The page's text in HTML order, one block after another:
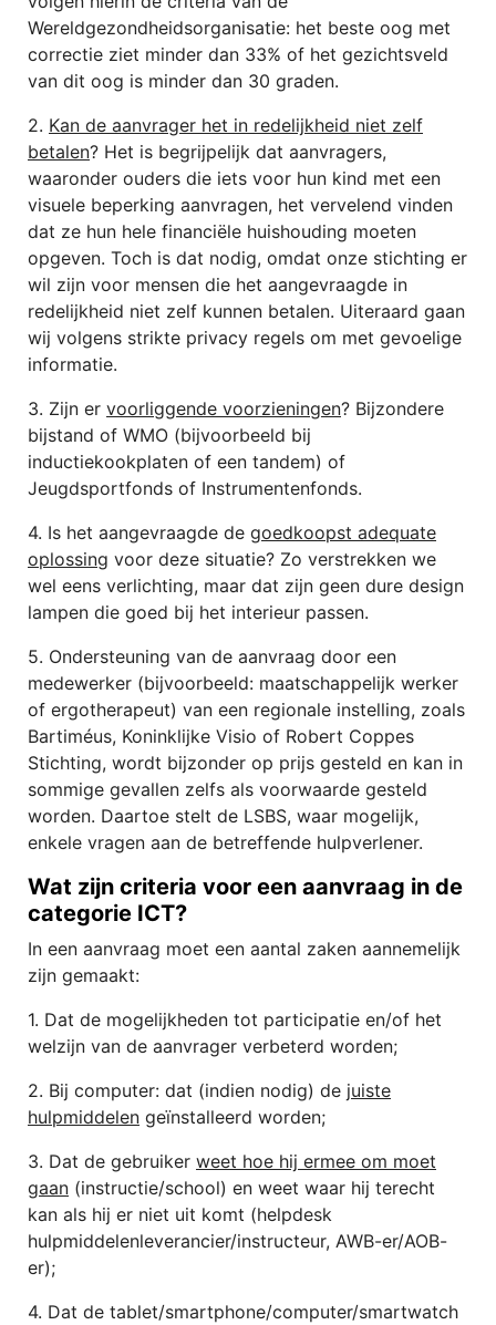
Wereldgezondheidsorganisatie: het beste oog met
correctie ziet minder dan 33% of het gezichtsveld
van dit oog is minder dan 30 graden.
2. Kan de aanvrager het in redelijkheid niet zelf
betalen? Het is begrijpelijk dat aanvragers,
waaronder ouders die iets voor hun kind met een
visuele beperking aanvragen, het vervelend vinden
dat ze hun hele financiële huishouding moeten
opgeven. Toch is dat nodig, omdat onze stichting er
wil zijn voor mensen die het aangevraagde in
redelijkheid niet zelf kunnen betalen. Uiteraard gaan
wij volgens strikte privacy regels om met gevoelige
informatie.
3. Zijn er voorliggende voorzieningen? Bijzondere
bijstand of WMO (bijvoorbeeld bij
inductiekookplaten of een tandem) of
Jeugdsportfonds of Instrumentenfonds.
4. Is het aangevraagde de goedkoopst adequate
oplossing voor deze situatie? Zo verstrekken we
wel eens verlichting, maar dat zijn geen dure design
lampen die goed bij het interieur passen.
5. Ondersteuning van de aanvraag door een
medewerker (bijvoorbeeld: maatschappelijk werker
of ergotherapeut) van een regionale instelling, zoals
Bartiméus, Koninklijke Visio of Robert Coppes
Stichting, wordt bijzonder op prijs gesteld en kan in
sommige gevallen zelfs als voorwaarde gesteld
worden. Daartoe stelt de LSBS, waar mogelijk,
enkele vragen aan de betreffende hulpverlener.
Wat zijn criteria voor een aanvraag in de
categorie ICT?
In een aanvraag moet een aantal zaken aannemelijk
zijn gemaakt:
1. Dat de mogelijkheden tot participatie en/of het
welzijn van de aanvrager verbeterd worden;
2. Bij computer: dat (indien nodig) de juiste
hulpmiddelen geïnstalleerd worden;
3. Dat de gebruiker weet hoe hij ermee om moet
gaan (instructie/school) en weet waar hij terecht
kan als hij er niet uit komt (helpdesk
hulpmiddelenleverancier/instructeur, AWB-er/AOB-
er);
4. Dat de tablet/smartphone/computer/smartwatch